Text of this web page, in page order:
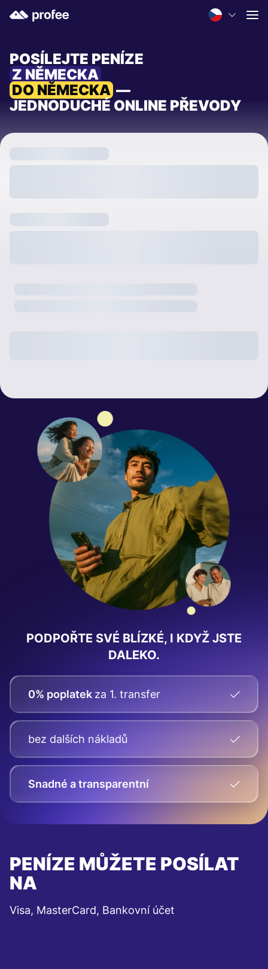
POSÍLEJTE PENÍZE
Z NĚMECKA
DO NĚMECKA —
JEDNODUCHÉ ONLINE PŘEVODY
PODPOŘTE SVÉ BLÍZKÉ, I KDYŽ JSTE
DALEKO.
0% poplatek za 1. transfer
bez dalších nákladů
Snadné a transparentní
PENÍZE MŮŽETE POSÍLAT
NA
Visa, MasterCard, Bankovní účet